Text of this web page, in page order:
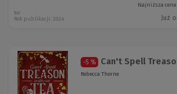
Najniższa
Już
tor
Rok publikacji: 2024
-5 % Can't Spell
Rebecca Thorne